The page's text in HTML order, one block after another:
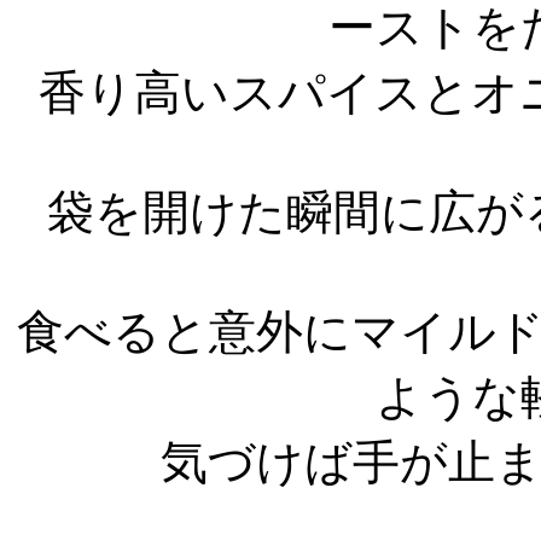
ーストを
香り高いスパイスと
袋を開けた瞬間に広が
食べると意外にマイル
ような
気づけば手が止